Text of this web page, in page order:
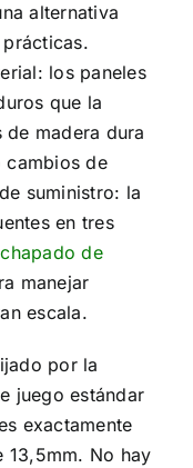
alternativa
los paneles
que la
madera dura
cambios de
suministro: la
en tres
de
manejar
escala.
por la
juego estándar
exactamente
13,5mm. No hay